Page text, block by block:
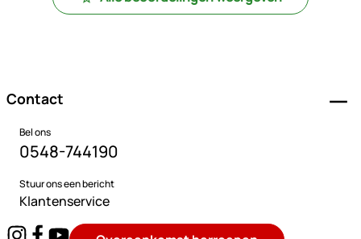
Contact
Bel ons
0548-744190
Stuur ons een bericht
Klantenservice